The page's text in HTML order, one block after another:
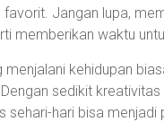
Jangan lupa,
memberikan waktu
menjalani kehidupan
sedikit kreativitas
sehari-hari bisa menjadi